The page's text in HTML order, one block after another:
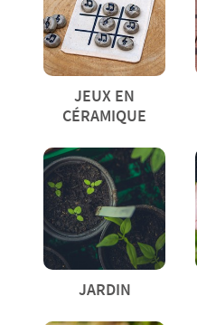
JEUX EN
CÉRAMIQUE
JARDIN